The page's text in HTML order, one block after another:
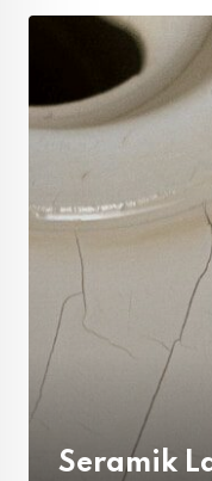
Seramik